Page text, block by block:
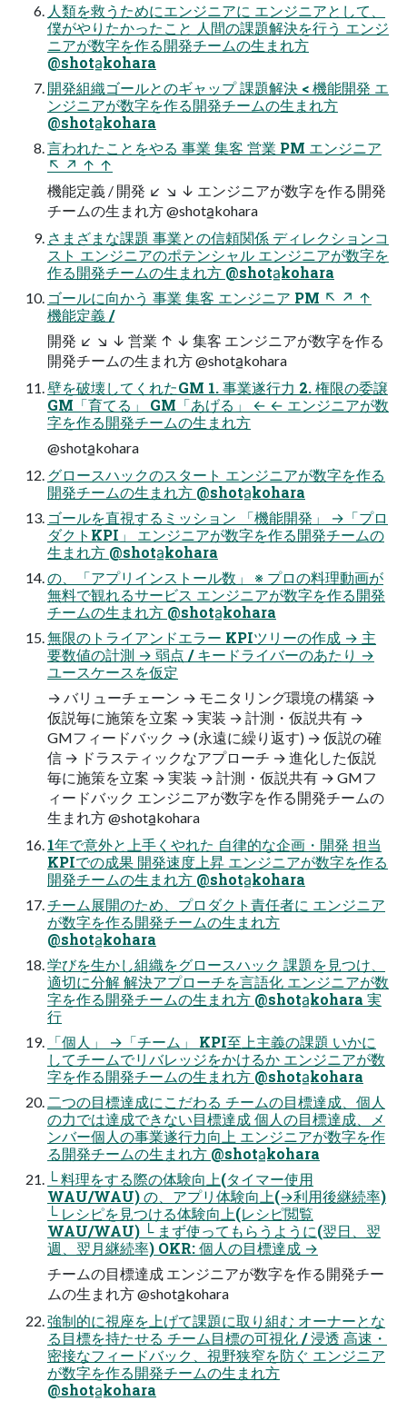
人類を救うためにエンジニアに エンジニアとして、
僕がやりたかったこと 人間の課題解決を行う エンジ
ニアが数字を作る開発チームの生まれ方
@shota̲kohara
開発組織ゴールとのギャップ 課題解決 < 機能開発 エ
ンジニアが数字を作る開発チームの生まれ方
@shota̲kohara
言われたことをやる 事業 集客 営業 PM エンジニア
↖ ↗ ↑ ↑
機能定義 / 開発 ↙ ↘ ↓ エンジニアが数字を作る開発
チームの生まれ方 @shota̲kohara
さまざまな課題 事業との信頼関係 ディレクションコ
スト エンジニアのポテンシャル エンジニアが数字を
作る開発チームの生まれ方 @shota̲kohara
ゴールに向かう 事業 集客 エンジニア PM ↖ ↗ ↑
機能定義 /
開発 ↙ ↘ ↓ 営業 ↑ ↓ 集客 エンジニアが数字を作る
開発チームの生まれ方 @shota̲kohara
壁を破壊してくれたGM 1. 事業遂行力 2. 権限の委譲
GM「育てる」 GM「あげる」 ← ← エンジニアが数
字を作る開発チームの生まれ方
@shota̲kohara
グロースハックのスタート エンジニアが数字を作る
開発チームの生まれ方 @shota̲kohara
ゴールを直視するミッション 「機能開発」 →「プロ
ダクトKPI」 エンジニアが数字を作る開発チームの
生まれ方 @shota̲kohara
の、「アプリインストール数」 ※ プロの料理動画が
無料で観れるサービス エンジニアが数字を作る開発
チームの生まれ方 @shota̲kohara
無限のトライアンドエラー KPIツリーの作成 → 主
要数値の計測 → 弱点 / キードライバーのあたり →
ユースケースを仮定
→ バリューチェーン → モニタリング環境の構築 →
仮説毎に施策を立案 → 実装 → 計測・仮説共有 →
GMフィードバック → (永遠に繰り返す) → 仮説の確
信 → ドラスティックなアプローチ → 進化した仮説
毎に施策を立案 → 実装 → 計測・仮説共有 → GMフ
ィードバック エンジニアが数字を作る開発チームの
生まれ方 @shota̲kohara
1年で意外と上手くやれた 自律的な企画・開発 担当
KPIでの成果 開発速度上昇 エンジニアが数字を作る
開発チームの生まれ方 @shota̲kohara
チーム展開のため、プロダクト責任者に エンジニア
が数字を作る開発チームの生まれ方
@shota̲kohara
学びを生かし組織をグロースハック 課題を見つけ、
適切に分解 解決アプローチを言語化 エンジニアが数
字を作る開発チームの生まれ方 @shota̲kohara 実
行
「個人」 →「チーム」 KPI至上主義の課題 いかに
してチームでリバレッジをかけるか エンジニアが数
字を作る開発チームの生まれ方 @shota̲kohara
二つの目標達成にこだわる チームの目標達成、個人
の力では達成できない目標達成 個人の目標達成、メ
ンバー個人の事業遂行力向上 エンジニアが数字を作
る開発チームの生まれ方 @shota̲kohara
└ 料理をする際の体験向上(タイマー使用
WAU/WAU) の、アプリ体験向上(→利用後継続率)
└ レシピを見つける体験向上(レシピ閲覧
WAU/WAU) └ まず使ってもらうように(翌日、翌
週、翌月継続率) OKR: 個人の目標達成 →
チームの目標達成 エンジニアが数字を作る開発チー
ムの生まれ方 @shota̲kohara
強制的に視座を上げて課題に取り組む オーナーとな
る目標を持たせる チーム目標の可視化 / 浸透 高速・
密接なフィードバック、視野狭窄を防ぐ エンジニア
が数字を作る開発チームの生まれ方
@shota̲kohara